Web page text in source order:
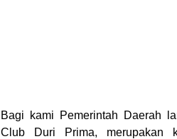
Bagi kami Pemerintah Daerah
Club Duri Prima, merupakan